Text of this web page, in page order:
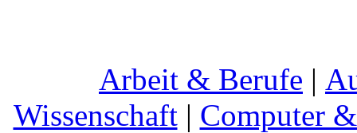
Arbeit & Berufe |
Wissenschaft| Computer